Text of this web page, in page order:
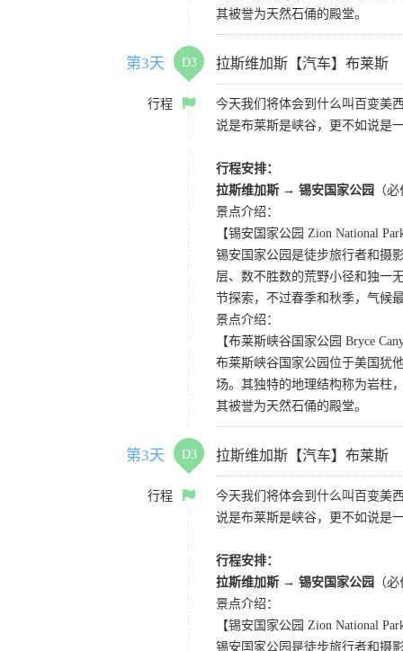
其被誉为天然石俑的殿堂。
第3天 D3 拉斯维加斯【汽车】布莱斯
行程
今天我们将体会到什么叫百变美
说是布莱斯是峡谷，更不如说是
行程安排：
拉斯维加斯 → 锡安国家公园
（
景点介绍：
【锡安国家公园 Zion National
锡安国家公园是徒步旅行者和摄
层、数不胜数的荒野小径和独一
节探索，不过春季和秋季，气候
景点介绍：
【布莱斯峡谷国家公园 Bryce
布莱斯峡谷国家公园位于美国犹
场。其独特的地理结构称为岩柱
其被誉为天然石俑的殿堂。
第3天 D3 拉斯维加斯【汽车】布莱斯
行程
今天我们将体会到什么叫百变美
说是布莱斯是峡谷，更不如说是
行程安排：
拉斯维加斯 → 锡安国家公园
（
景点介绍：
【锡安国家公园 Zion National
锡安国家公园是徒步旅行者和摄